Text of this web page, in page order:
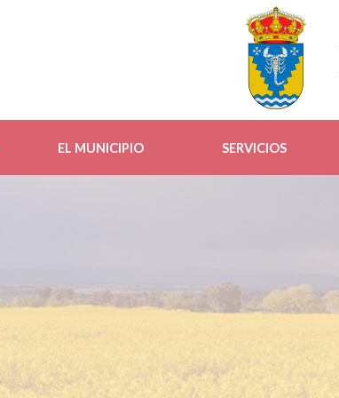
EL MUNICIPIO SERVICIOS